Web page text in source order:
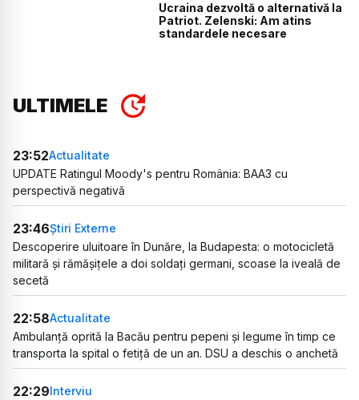
Ucraina dezvoltă o alternativă la
Patriot. Zelenski: Am atins
standardele necesare
ULTIMELE
23:52Actualitate
UPDATE Ratingul Moody's pentru România: BAA3 cu
perspectivă negativă
23:46Știri Externe
Descoperire uluitoare în Dunăre, la Budapesta: o motocicletă
militară și rămășițele a doi soldați germani, scoase la iveală de
secetă
22:58Actualitate
Ambulanță oprită la Bacău pentru pepeni și legume în timp ce
transporta la spital o fetiță de un an. DSU a deschis o anchetă
22:29Interviu